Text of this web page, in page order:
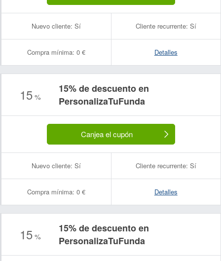
Nuevo cliente: Sí Cliente recurrente: Sí
Compra mínima: 0 € Detalles
15 %
15% de descuento en
PersonalizaTuFunda
Canjea el cupón
Nuevo cliente: Sí Cliente recurrente: Sí
Compra mínima: 0 € Detalles
15 %
15% de descuento en
PersonalizaTuFunda